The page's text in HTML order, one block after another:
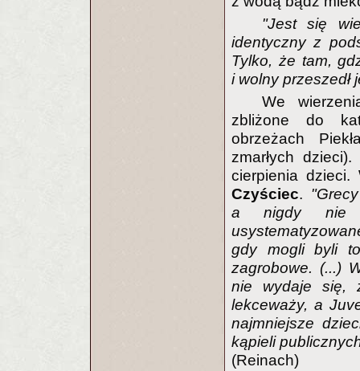
"Jest się
identyczny z
Tylko, że tam,
i wolny przeszedł
We
zbliżone do
obrzeżach
zmarłych
cierpienia dzieci.
Czyściec.
a nigdy nie
gdy mogli byli
zagrobowe. (...)
nie wydaje się,
lekceważy, a
najmniejsze
kąpieli
(Reinach)